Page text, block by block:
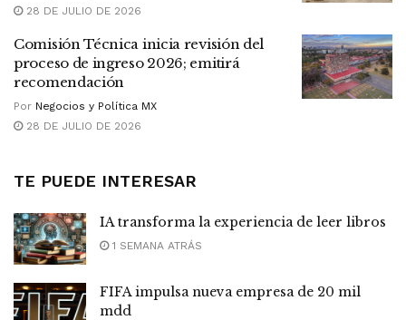
28 DE JULIO DE 2026
Comisión Técnica inicia revisión del
proceso de ingreso 2026; emitirá
recomendación
Por Negocios y Política MX
28 DE JULIO DE 2026
TE PUEDE INTERESAR
IA transforma la experiencia de leer libros
1 SEMANA ATRÁS
FIFA impulsa nueva empresa de 20 mil
mdd